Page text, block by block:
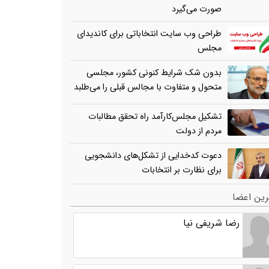
صورت می‌گیرد
طراحی وب سایت انتخاباتی برای کاندیدای
مجلس
بدون شک شرایط کنونی کشور، مجلسی
متحول و متفاوت با مجالس قبلی را می‌طلبد
تشکیل مجلس‌کارآمد راه تحقق مطالبات
مردم از دولت
دعوت کدخدایی از تشکل‌های دانشجویی
برای نظارت بر انتخابات
اعضا
رضا شریفی نیا